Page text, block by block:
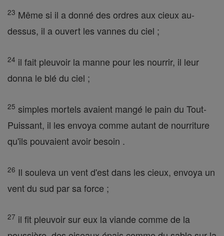
23 Même si il a donné des ordres aux cieux au-
dessus, il a ouvert les vannes du ciel ;
24 il fait pleuvoir la manne pour les nourrir, il leur
donna le blé du ciel ;
25 simples mortels avaient mangé le pain du Tout-
Puissant, il les envoya comme autant de nourriture
qu'ils pouvaient avoir besoin .
26 Il souleva un vent d'est dans les cieux, envoya un
vent du sud par sa force ;
27 il fit pleuvoir sur eux la viande comme de la